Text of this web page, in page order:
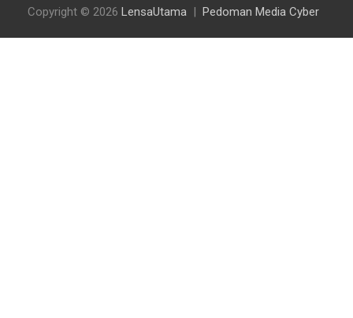
Copyright © 2026 LensaUtama Pedoman Media Cyber